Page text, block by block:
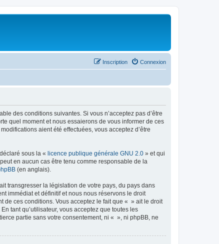
Connexion
Inscription
des conditions suivantes. Si vous n’acceptez pas d’être
quel moment et nous essaierons de vous informer de ces
aient été effectuées, vous acceptez d’être
sous la « licence publique générale GNU 2.0 » et qui
en aucun cas être tenu comme responsable de la
(en anglais).
transgresser la législation de votre pays, du pays dans
immédiat et définitif et nous nous réservons le droit
de ces conditions. Vous acceptez le fait que « » ait le droit
tant qu’utilisateur, vous acceptez que toutes les
partie sans votre consentement, ni « », ni phpBB, ne